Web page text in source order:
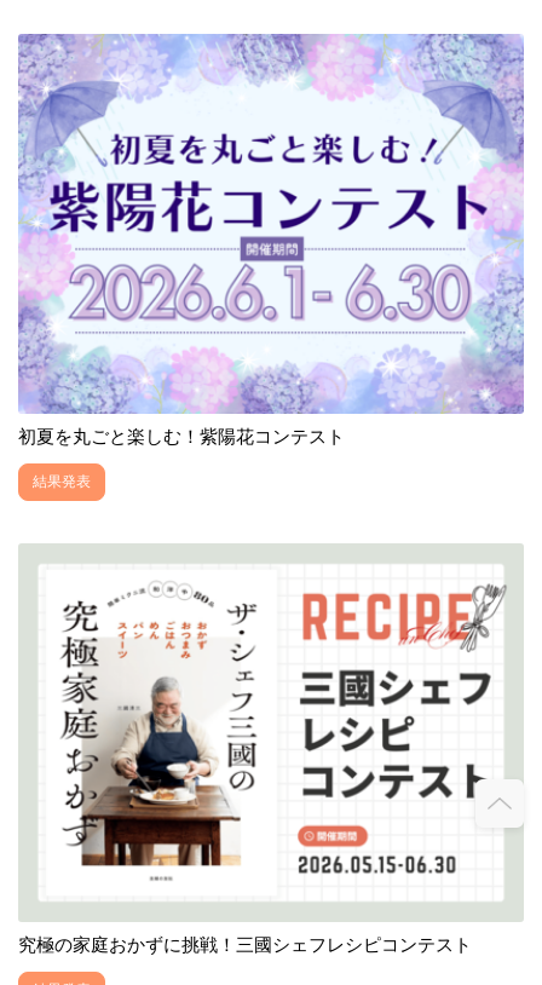
初夏を丸ごと楽しむ！紫陽花コンテスト
結果発表
究極の家庭おかずに挑戦！三國シェフレシピコンテスト